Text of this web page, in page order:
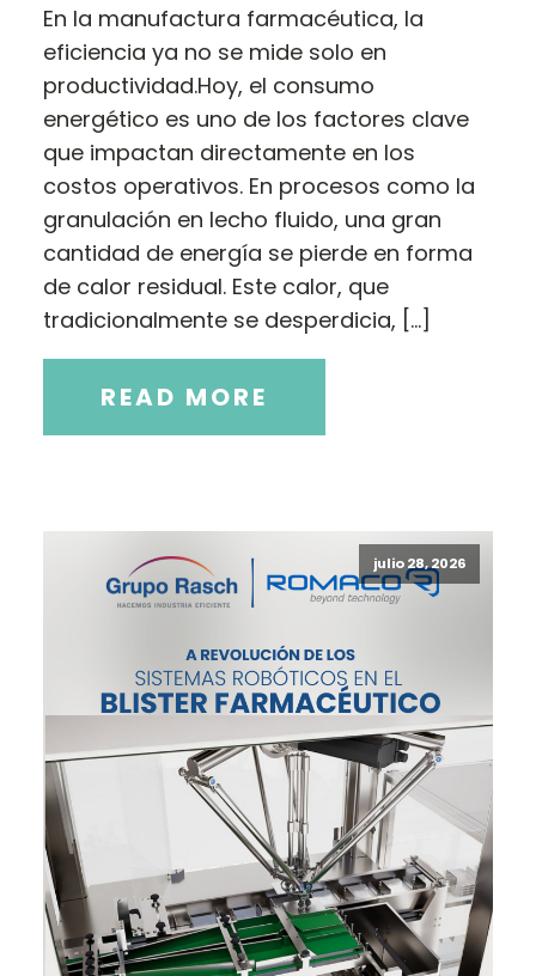
En la manufactura farmacéutica, la
eficiencia ya no se mide solo en
productividad.Hoy, el consumo
energético es uno de los factores clave
que impactan directamente en los
costos operativos. En procesos como la
granulación en lecho fluido, una gran
cantidad de energía se pierde en forma
de calor residual. Este calor, que
tradicionalmente se desperdicia, […]
READ MORE
julio 28, 2026